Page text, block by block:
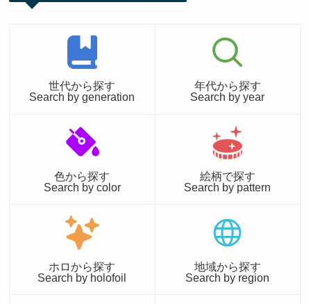
世代から探す
Search by generation
年代から探す
Search by year
色から探す
Search by color
絵柄で探す
Search by pattern
ホロから探す
Search by holofoil
地域から探す
Search by region